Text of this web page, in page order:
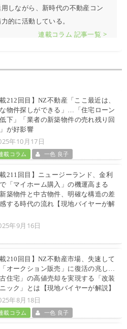
しながら、新時代の不動産コン
的に活動している。
連載コラム 記事一覧 >
載212回目】NZ不動産「ここ最近は、
物件探しができる」…「住宅ローン
下」「業者の新築物件の売れ残り回
が好影響
年10月17日
載コラム 一色 良子
載211回目】ニュージーランド、金利
「マイホーム購入」の機運高まる
築物件と中古物件、明確な構造の差
する時代の流れ【現地バイヤーが解
年9月16日
載210回目】NZ不動産市場、失速して
オークション販売」に復活の兆し…
古住宅」の高値売却を実現する「改装
ック」とは【現地バイヤーが解説】
年8月18日
載コラム 一色 良子